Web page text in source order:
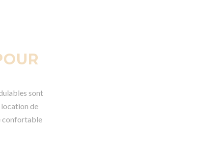
sont
location de
confortable